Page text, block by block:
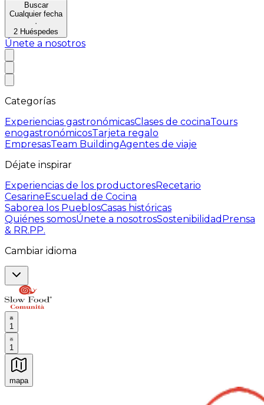
Buscar
Cualquier fecha
·
2 Huéspedes
Únete a nosotros
Categorías
Experiencias gastronómicasClases de cocinaTours
enogastronómicosTarjeta regalo
EmpresasTeam BuildingAgentes de viaje
Déjate inspirar
Experiencias de los productoresRecetario
CesarineEscuelad de Cocina
Saborea los PueblosCasas históricas
Quiénes somosÚnete a nosotrosSostenibilidad Prensa
& RR.PP.
Cambiar idioma
1
1
mapa
Experiencias culinarias inolvidables: Experiencias